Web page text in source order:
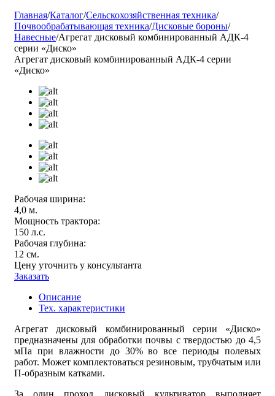
Главная/Каталог/Сельскохозяйственная техника/
Почвообрабатывающая техника/Дисковые бороны/
Навесные/Агрегат дисковый комбинированный АДК-4
серии «Диско»
Агрегат дисковый комбинированный АДК-4 серии
«Диско»
Рабочая ширина:
4,0 м.
Мощность трактора:
150 л.с.
Рабочая глубина:
12 см.
Цену уточнить у консультанта
Заказать
Описание
Тех. характеристики
Агрегат дисковый комбинированный серии «Диско»
предназначены для обработки почвы с твердостью до 4,5
мПа при влажности до 30% во все периоды полевых
работ. Может комплектоваться резиновым, трубчатым или
П-образным катками.
За один проход дисковый культиватор выполняет